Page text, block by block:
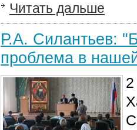
Читать дальше
Р.А. Силантьев:
проблема в